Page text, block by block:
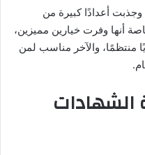
أعدادًا كبيرة من
أنها وفرت خيارين مميزين،
منتظمًا، والآخر مناسب لمن
الشهادات